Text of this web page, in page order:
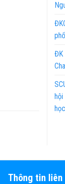
ĐK
hội
Thông tin liên